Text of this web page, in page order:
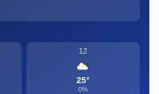
12
25°
0%